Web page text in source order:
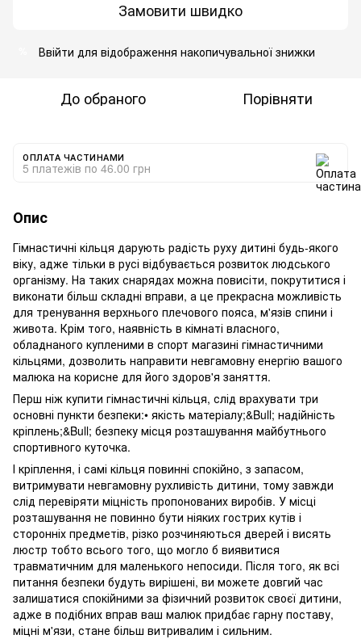
Замовити швидко
Ввійти для відображення накопичувальної знижки
До обраного Порівняти
ОПЛАТА ЧАСТИНАМИ
5 платежів по 46.00 грн
Опис
Гімнастичні кільця дарують радість руху дитині будь-якого
віку, адже тільки в русі відбувається розвиток людського
організму. На таких снарядах можна повисіти, покрутитися і
виконати більш складні вправи, а це прекрасна можливість
для тренування верхнього плечового пояса, м'язів спини і
живота. Крім того, наявність в кімнаті власного,
обладнаного купленими в спорт магазині гімнастичними
кільцями, дозволить направити невгамовну енергію вашого
малюка на корисне для його здоров'я заняття.
Перш ніж купити гімнастичні кільця, слід врахувати три
основні пункти безпеки:• якість матеріалу;&Bull; надійність
кріплень;&Bull; безпеку місця розташування майбутнього
спортивного куточка.
І кріплення, і самі кільця повинні спокійно, з запасом,
витримувати невгамовну рухливість дитини, тому завжди
слід перевіряти міцність пропонованих виробів. У місці
розташування не повинно бути ніяких гострих кутів і
сторонніх предметів, різко розчиняються дверей і висять
люстр тобто всього того, що могло б виявитися
травматичним для маленького непосиди. Після того, як всі
питання безпеки будуть вирішені, ви можете довгий час
залишатися спокійними за фізичний розвиток своєї дитини,
адже в подібних вправ ваш малюк придбає гарну поставу,
міцні м'язи, стане більш витривалим і сильним.